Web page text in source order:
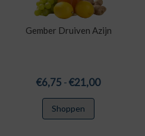
Gember Druiven Azijn
€6,75 - €21,00Prijsklasse:
Shoppen
Dit
product